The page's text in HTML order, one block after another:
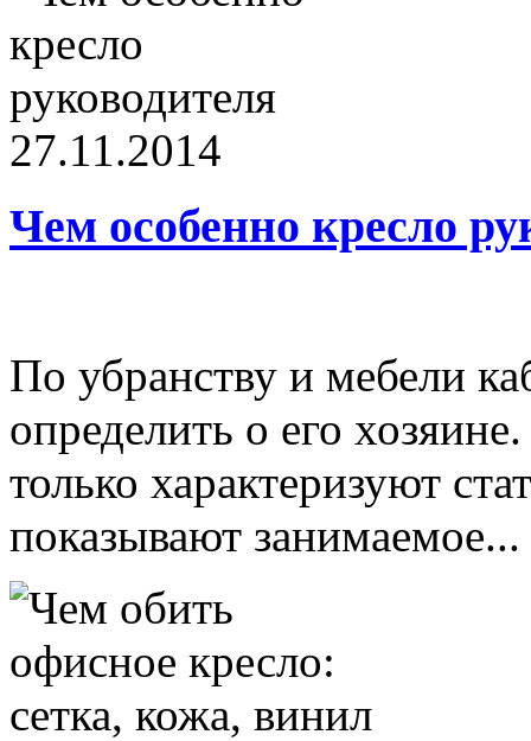
27.11.2014
Чем особенно кресло
По убранству и мебели
определить о его
только характеризуют
показывают занимаемое...